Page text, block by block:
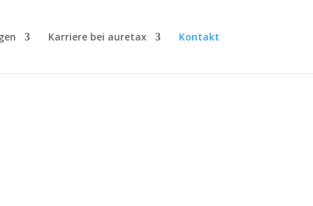
Karriere bei auretax Kontakt